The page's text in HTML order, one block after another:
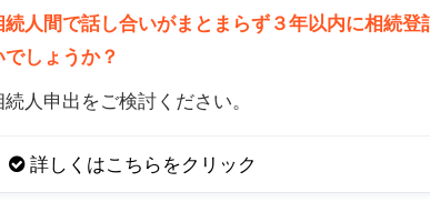
続人間で話し合いがまとまらず３年以内に相続
でしょうか？
続人申出をご検討ください。
詳しくはこちらをクリック